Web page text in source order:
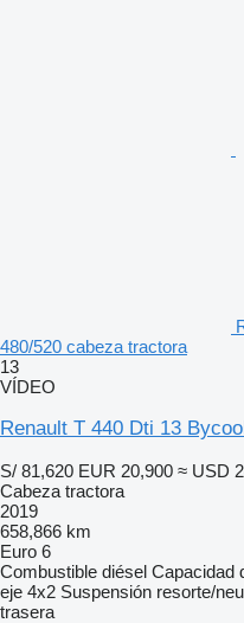
480/520 cabeza tractora
13
VÍDEO
Renault T 440 Dti 13
S/ 81,620 EUR 20,900 ≈ USD
Cabeza tractora
2019
658,866 km
Euro 6
Combustible diésel Capacidad
eje 4x2 Suspensión resorte/
trasera